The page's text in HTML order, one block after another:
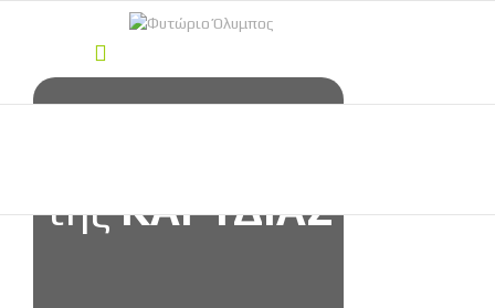
τηςΚΑΡΥΔΙΑΣ